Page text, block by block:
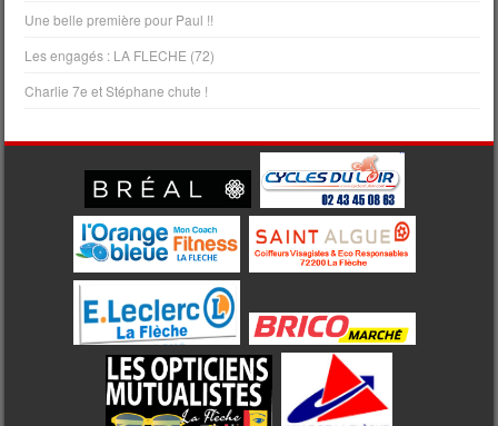
Une belle première pour Paul !!
Les engagés : LA FLECHE (72)
Charlie 7e et Stéphane chute !